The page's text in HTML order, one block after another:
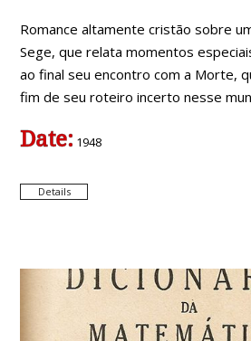
Romance altamente cristão sobre
Sege, que relata momentos
ao final seu encontro com a Morte,
fim de seu roteiro incerto nesse
Date: 1948
Details